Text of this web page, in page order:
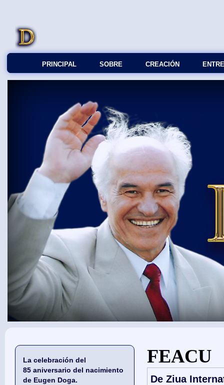
PRINCIPAL SOBRE СREACIÓN
La celebración del
85 aniversario del nacimiento
de Eugen Doga.
Usted está aquí
FEACU
De Ziua